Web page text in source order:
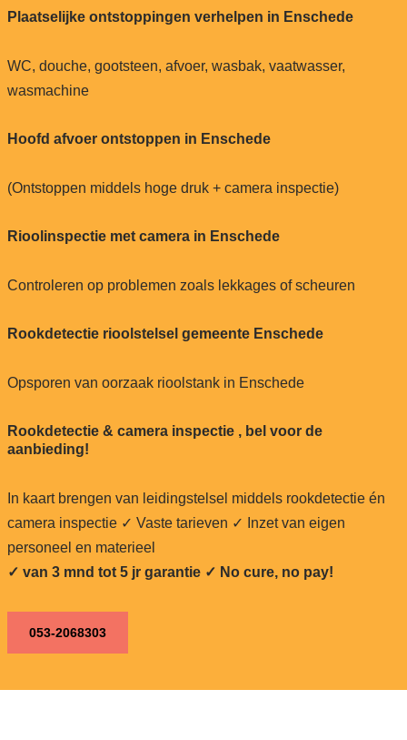
Plaatselijke ontstoppingen verhelpen in Enschede
WC, douche, gootsteen, afvoer, wasbak, vaatwasser,
wasmachine
Hoofd afvoer ontstoppen in Enschede
(Ontstoppen middels hoge druk + camera inspectie)
Rioolinspectie met camera in Enschede
Controleren op problemen zoals lekkages of scheuren
Rookdetectie rioolstelsel gemeente Enschede
Opsporen van oorzaak rioolstank in Enschede
Rookdetectie & camera inspectie , bel voor de
aanbieding!
In kaart brengen van leidingstelsel middels rookdetectie én
camera inspectie ✓ Vaste tarieven ✓ Inzet van eigen
personeel en materieel
✓ van 3 mnd tot 5 jr garantie ✓ No cure, no pay!
053-2068303